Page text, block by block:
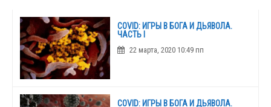
COVID: ИГРЫ В БОГА И ДЬЯВОЛА.
ЧАСТЬ I
22 марта, 2020 10:49 пп
COVID: ИГРЫ В БОГА И ДЬЯВОЛА.